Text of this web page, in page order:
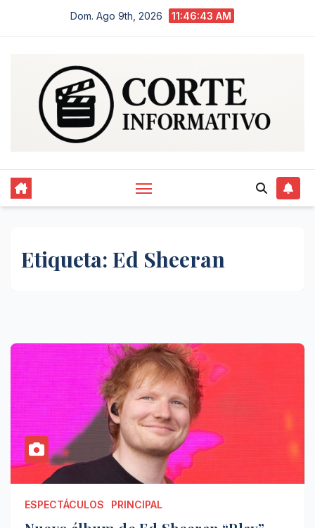
Dom. Ago 9th, 2026 11:46:43 AM
Etiqueta: Ed Sheeran
ESPECTÁCULOS PRINCIPAL